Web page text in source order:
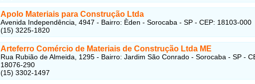
Apolo Materiais para Construção Ltda
Avenida Independência, 4947 - Bairro: Èden - Sorocaba - SP - CEP: 18103-000
(15) 3225-1820
Arteferro Comércio de Materiais de Construção Ltda ME
Rua Rubião de Almeida, 1295 - Bairro: Jardim São Conrado - Sorocaba - SP -
18076-290
(15) 3302-1497